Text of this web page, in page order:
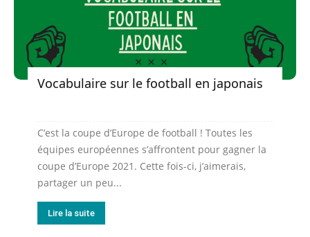
Vocabulaire sur le football en japonais
C’est la coupe d’Europe de football ! Toutes les
équipes européennes s’affrontent pour gagner la
coupe d’Europe 2021. Cette fois-ci, j’aimerais,
partager un peu...
Lire la suite